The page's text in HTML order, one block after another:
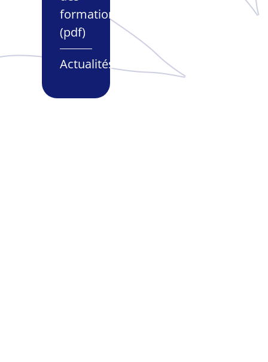
formations
(pdf)
Actualités